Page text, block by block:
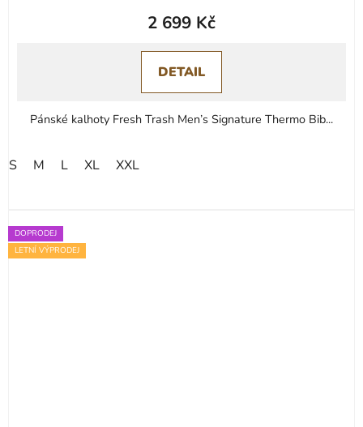
2 699 Kč
DETAIL
Pánské kalhoty Fresh Trash Men’s Signature Thermo Bib...
S M L XL XXL
DOPRODEJ
LETNÍ VÝPRODEJ